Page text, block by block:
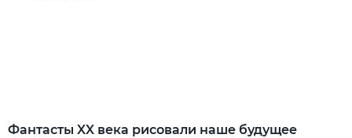
Фантасты XX века рисовали наше будущее